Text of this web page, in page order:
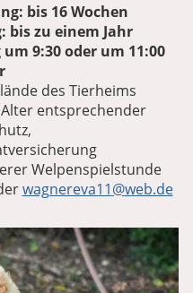
bis 16 Wochen
bis zu einem Jahr
9:30 oder um 11:00
des Tierheims
entsprechender
Welpenspielstunde
wagnereva11@web.de